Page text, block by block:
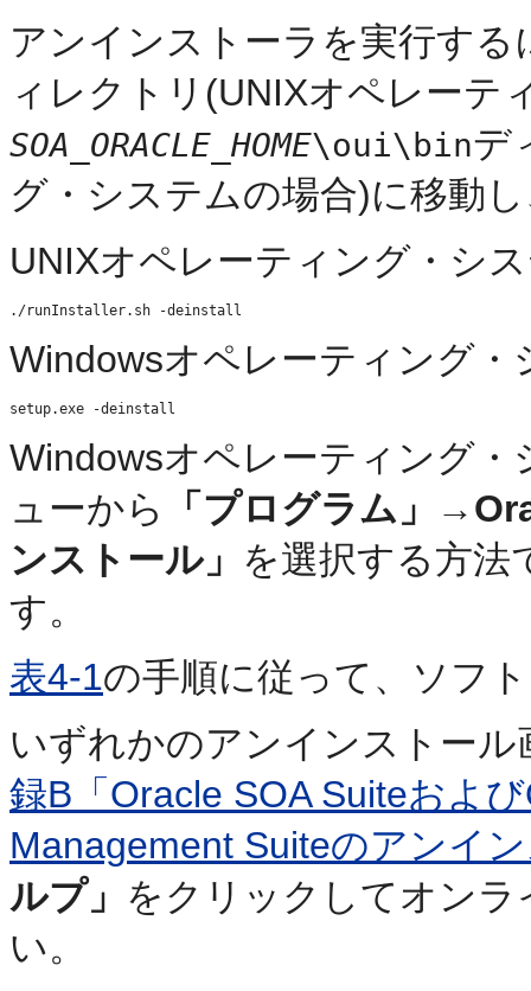
アンインストーラを実行する
ィレクトリ(UNIXオペレーテ
SOA_ORACLE_HOME\oui\binデ
グ・システムの場合)に移動
UNIXオペレーティング・シ
Windowsオペレーティング・
Windowsオペレーティング
ューから
「プログラム」
ンストール」 を選択する方法
す。
表4-1の手順に従って、ソフ
いずれかのアンインストー
録B「Oracle SOA Suiteおよ
Management Suiteのアンイ
ルプ」 をクリックしてオン
い。